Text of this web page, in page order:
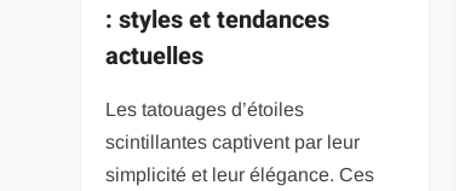
: styles et tendances
actuelles
Les tatouages d’étoiles
scintillantes captivent par leur
simplicité et leur élégance. Ces